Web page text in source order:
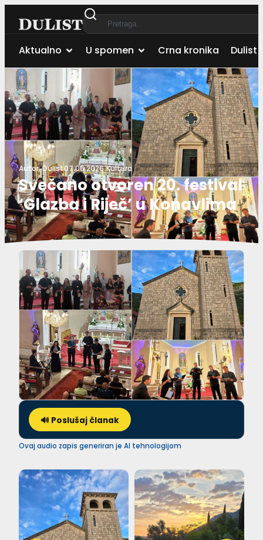
Aktualno U spomen Crna kronika Dulist
Autor:Dulist07.06.2026.Kultura
Svečano otvoren 20. festival
‘Glazba i Riječ’ u Konavlima
🔊 Poslušaj članak
Ovaj audio zapis generiran je AI tehnologijom